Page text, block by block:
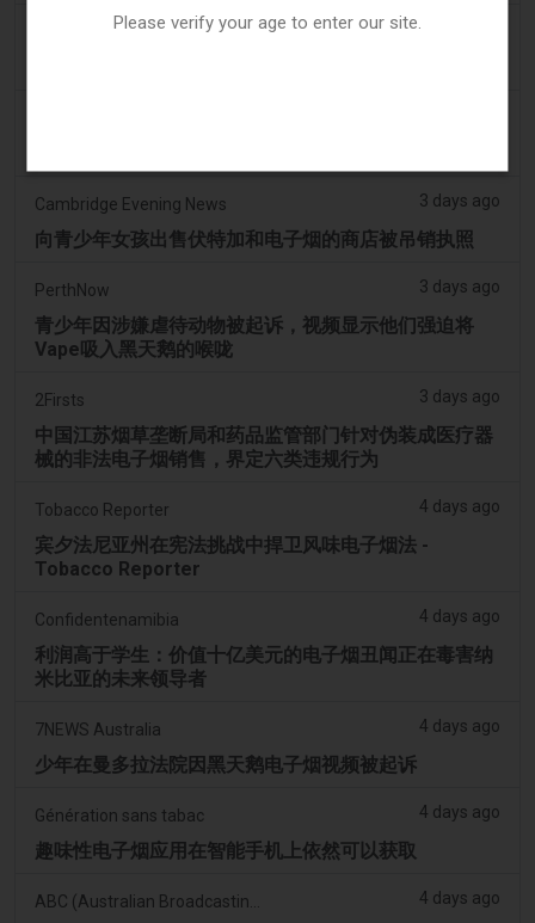
Juno News 3 days ago
Cambridge Evening News 3 days ago
向青少年女孩出售伏特加和电子烟的商店被吊销执照
PerthNow 3 days ago
青少年因涉嫌虐待动物被起诉，视频显示他们强迫将
Vape吸入黑天鹅的喉咙
2Firsts 3 days ago
中国江苏烟草垄断局和药品监管部门针对伪装成医疗器
械的非法电子烟销售，界定六类违规行为
Tobacco Reporter 4 days ago
宾夕法尼亚州在宪法挑战中捍卫风味电子烟法 -
Tobacco Reporter
Confidentenamibia 4 days ago
利润高于学生：价值十亿美元的电子烟丑闻正在毒害纳
米比亚的未来领导者
7NEWS Australia 4 days ago
少年在曼多拉法院因黑天鹅电子烟视频被起诉
Génération sans tabac 4 days ago
趣味性电子烟应用在智能手机上依然可以获取
4 days ago
Please verify your age to enter our site.